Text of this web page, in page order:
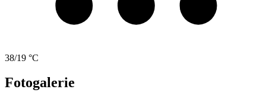
38/19 °C
Fotogalerie